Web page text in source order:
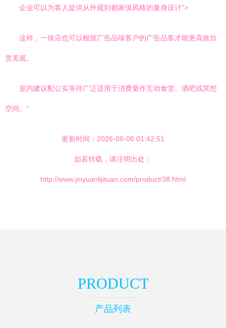
企业可以为客人提供从外观到都家俱风格的量身设计”>
这样，一块店也可以根据广告品味客户的广告品客才能更高效欣
赏美观。
室内建议配公实等待广泛适用于消费量作互动食堂、酒吧或冥想
空间。”
更新时间：2026-08-08 01:42:51
如若转载，请注明出处：
http://www.jinyuanlijituan.com/product/38.html
PRODUCT
产品列表